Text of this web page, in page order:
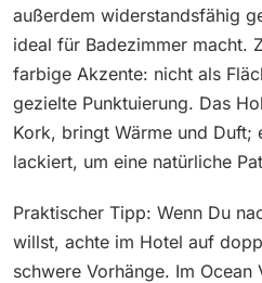
außerdem widerstandsfähig
ideal für Badezimmer macht.
farbige Akzente: nicht als
gezielte Punktuierung. Das
Kork, bringt Wärme und Duft;
lackiert, um eine natürliche
Praktischer Tipp: Wenn Du
willst, achte im Hotel auf
schwere Vorhänge. Im